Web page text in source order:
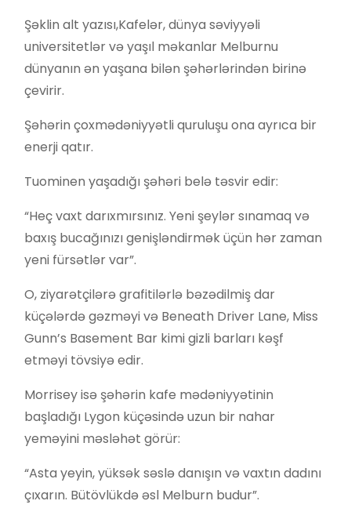
Şəklin alt yazısı,Kafelər, dünya səviyyəli
universitetlər və yaşıl məkanlar Melburnu
dünyanın ən yaşana bilən şəhərlərindən birinə
çevirir.
Şəhərin çoxmədəniyyətli quruluşu ona ayrıca bir
enerji qatır.
Tuominen yaşadığı şəhəri belə təsvir edir:
“Heç vaxt darıxmırsınız. Yeni şeylər sınamaq və
baxış bucağınızı genişləndirmək üçün hər zaman
yeni fürsətlər var”.
O, ziyarətçilərə grafitilərlə bəzədilmiş dar
küçələrdə gəzməyi və Beneath Driver Lane, Miss
Gunn’s Basement Bar kimi gizli barları kəşf
etməyi tövsiyə edir.
Morrisey isə şəhərin kafe mədəniyyətinin
başladığı Lygon küçəsində uzun bir nahar
yeməyini məsləhət görür:
“Asta yeyin, yüksək səslə danışın və vaxtın dadını
çıxarın. Bütövlükdə əsl Melburn budur”.